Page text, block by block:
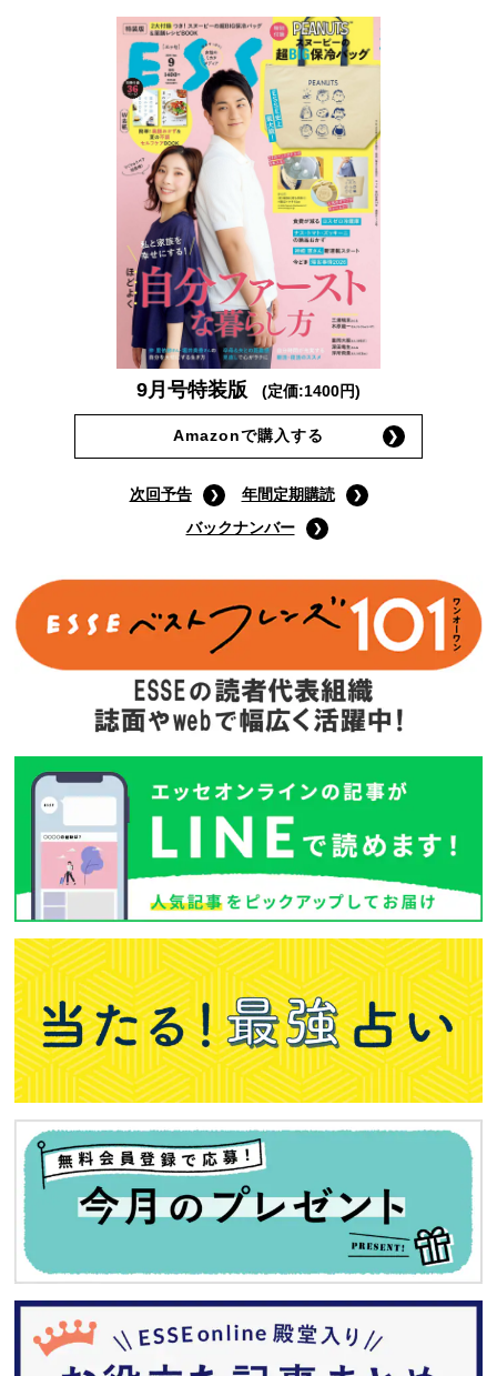
9月号特装版 (定価:1400円)
Amazonで購入する
次回予告
年間定期購読
バックナンバー